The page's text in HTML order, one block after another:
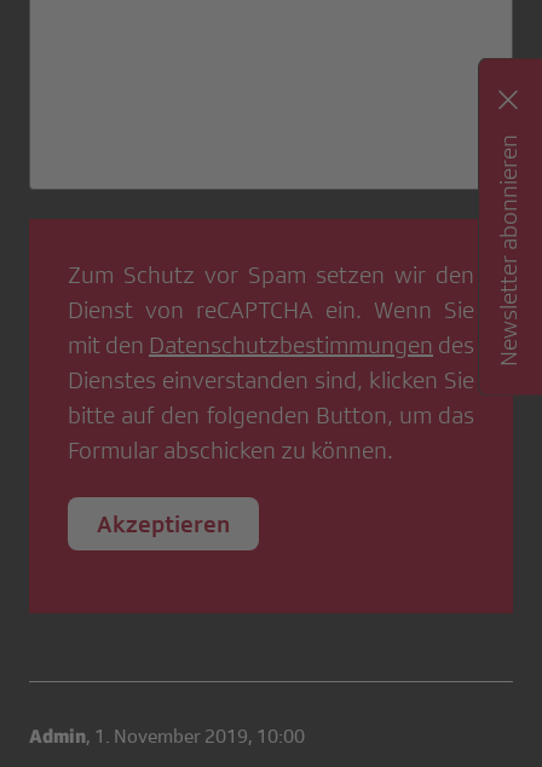
Zum Schutz vor Spam setzen wir den
Dienst von reCAPTCHA ein. Wenn Sie
mit den Datenschutzbestimmungen des
Dienstes einverstanden sind, klicken Sie
bitte auf den folgenden Button, um das
Formular abschicken zu können.
Akzeptieren
Admin, 1. November 2019, 10:00
Newsletter abonnieren